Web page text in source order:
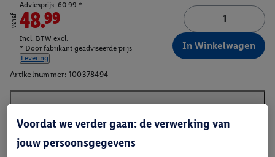
vanaf
Adviesprijs: 60.99 *
48.99
Incl. BTW excl.
* Door fabrikant geadviseerde prijs
Levering
In Winkelwagen
Artikelnummer: 100378494
Beschrijving
Voordat we verder gaan: de verwerking van
jouw persoonsgegevens